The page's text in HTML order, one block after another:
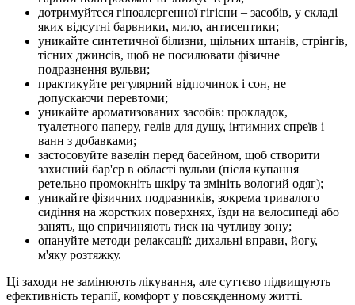
дотримуйтеся гіпоалергенної гігієни – засобів, у складі
яких відсутні барвники, мило, антисептики;
уникайте синтетичної білизни, щільних штанів, стрінгів,
тісних джинсів, щоб не посилювати фізичне
подразнення вульви;
практикуйте регулярний відпочинок і сон, не
допускаючи перевтоми;
уникайте ароматизованих засобів: прокладок,
туалетного паперу, гелів для душу, інтимних спреїв і
ванн з добавками;
застосовуйте вазелін перед басейном, щоб створити
захисний бар'єр в області вульви (після купання
ретельно промокніть шкіру та змініть вологий одяг);
уникайте фізичних подразників, зокрема тривалого
сидіння на жорстких поверхнях, їзди на велосипеді або
занять, що спричиняють тиск на чутливу зону;
опануйте методи релаксації: дихальні вправи, йогу,
м'яку розтяжку.
Ці заходи не замінюють лікування, але суттєво підвищують
ефективність терапії, комфорт у повсякденному житті.